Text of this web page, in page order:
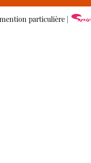
particulière |